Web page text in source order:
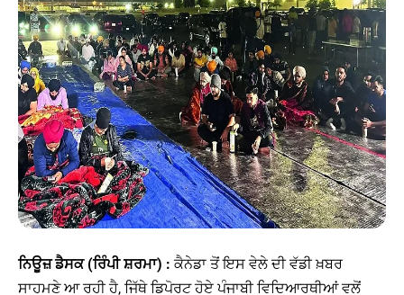
ਨਿਊਜ਼ ਡੈਸਕ (ਰਿੰਪੀ ਸ਼ਰਮਾ) :ਕੈਨੇਡਾ ਤੋਂ ਇਸ ਵੇਲੇ ਦੀ ਵੱਡੀ ਖ਼ਬਰ
ਸਾਹਮਣੇ ਆ ਰਹੀ ਹੈ, ਜਿੱਥੇ ਡਿਪੋਰਟ ਹੋਏ ਪੰਜਾਬੀ ਵਿਦਿਆਰਥੀਆਂ ਵਲੋਂ